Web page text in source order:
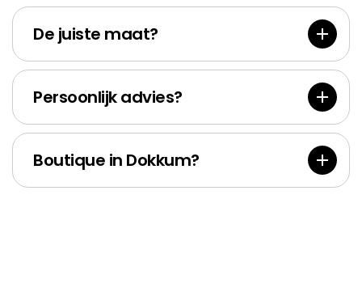
Accessoi
res
De juiste maat?
Persoonlijk advies?
Boutique in Dokkum?